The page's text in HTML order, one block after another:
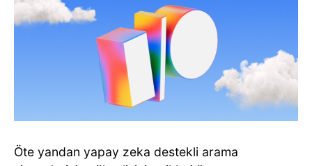
Öte yandan yapay zeka destekli arama